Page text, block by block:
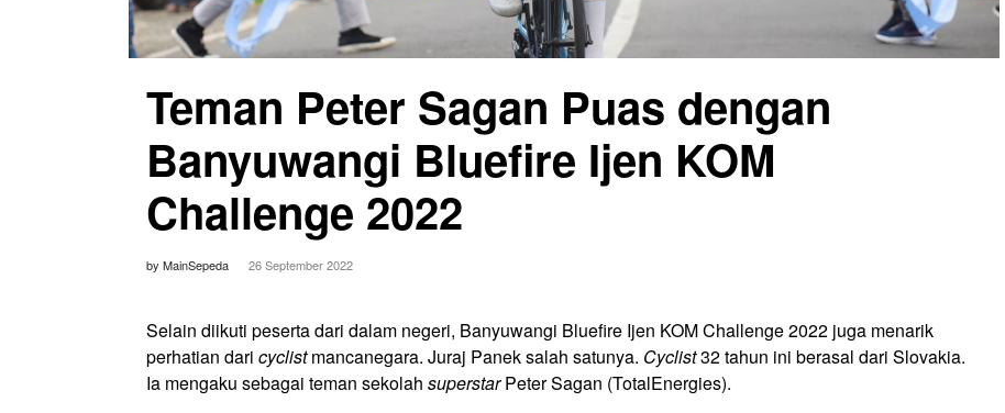
Teman Peter Sagan Puas dengan
Banyuwangi Bluefire Ijen KOM
Challenge 2022
by MainSepeda 26 September 2022
Selain diikuti peserta dari dalam negeri, Banyuwangi Bluefire Ijen KOM Challenge 2022 juga menarik
perhatian dari cyclistmancanegara. Juraj Panek salah satunya. Cyclist32 tahun ini berasal dari Slovakia.
Ia mengaku sebagai teman sekolah superstarPeter Sagan (TotalEnergies).